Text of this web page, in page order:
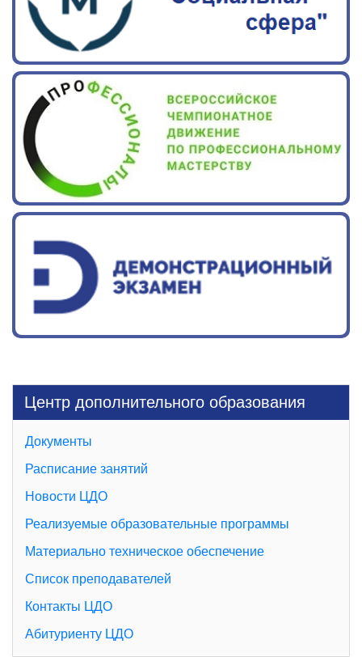
Центр дополнительного образования
Документы
Расписание занятий
Новости ЦДО
Реализуемые образовательные программы
Материально техническое обеспечение
Список преподавателей
Контакты ЦДО
Абитуриенту ЦДО